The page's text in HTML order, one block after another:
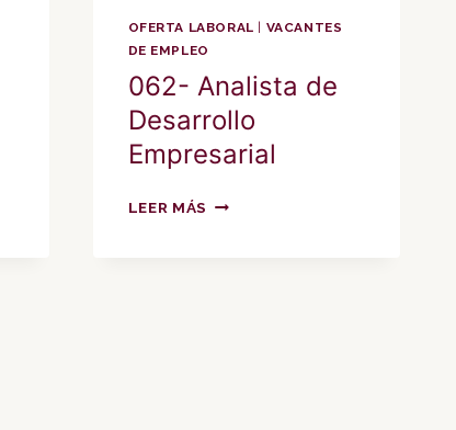
OFERTA LABORAL | VACANTES
DE EMPLEO
062- Analista de
Desarrollo
Empresarial
LEER MÁS 062-